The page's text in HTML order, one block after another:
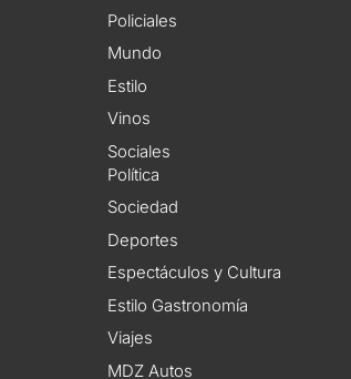
Policiales
Mundo
Estilo
Vinos
Sociales
Política
Sociedad
Deportes
Espectáculos y Cultura
Estilo Gastronomía
Viajes
MDZ Autos